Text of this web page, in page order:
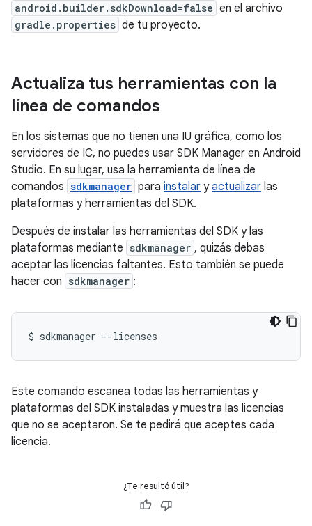
android.builder.sdkDownload=false en el archivo
gradle.properties de tu proyecto.
Actualiza tus herramientas con la
línea de comandos
En los sistemas que no tienen una IU gráfica, como los
servidores de IC, no puedes usar SDK Manager en Android
Studio. En su lugar, usa la herramienta de línea de
comandos sdkmanager para instalar yactualizar las
plataformas y herramientas del SDK.
Después de instalar las herramientas del SDK y las
plataformas mediante sdkmanager , quizás debas
aceptar las licencias faltantes. Esto también se puede
hacer con sdkmanager :
$ sdkmanager --licenses
Este comando escanea todas las herramientas y
plataformas del SDK instaladas y muestra las licencias
que no se aceptaron. Se te pedirá que aceptes cada
licencia.
¿Te resultó útil?